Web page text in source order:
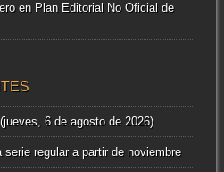
en Plan Editorial No Oficial de
6 de agosto de 2026)
serie regular a partir de noviembre